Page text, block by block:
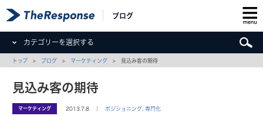
ブログ
カテゴリーを選択する
トップ > ブログ > マーケティング > 見込み客の期待
見込み客の期待
マーケティング 2013.7.8 ｜ポジショニング ,専門化